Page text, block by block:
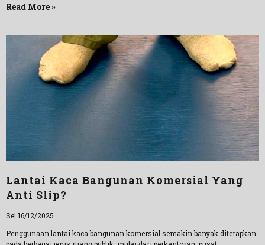
Read More »
Lantai Kaca Bangunan Komersial Yang
Anti Slip?
Sel 16/12/2025
Penggunaan lantai kaca bangunan komersial semakin banyak diterapkan